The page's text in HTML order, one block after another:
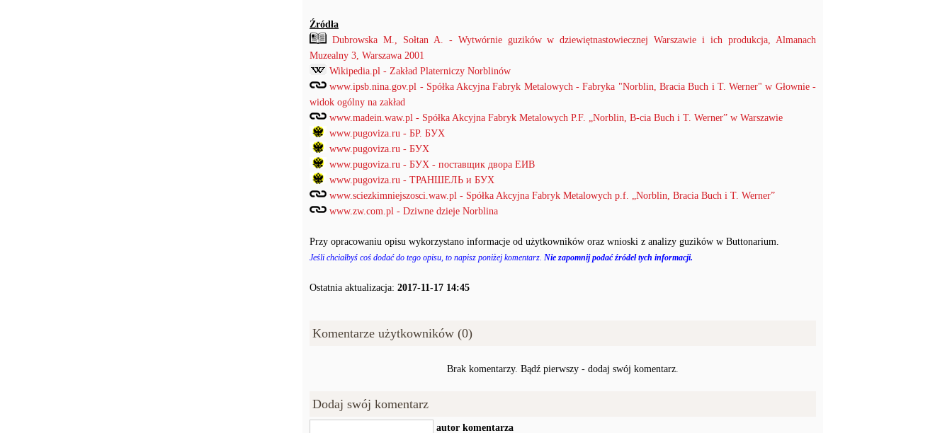
Źródła
Dubrowska M., Sołtan A. - Wytwórnie guzików w dziewiętnastowiecznej Warszawie i ich produkcja, Almanach
Muzealny 3, Warszawa 2001
Wikipedia.pl - Zakład Platerniczy Norblinów
www.ipsb.nina.gov.pl - Spółka Akcyjna Fabryk Metalowych - Fabryka "Norblin, Bracia Buch i T. Werner" w Głownie -
widok ogólny na zakład
www.madein.waw.pl - Spółka Akcyjna Fabryk Metalowych P.F. „Norblin, B-cia Buch i T. Werner” w Warszawie
www.pugoviza.ru - БР. БУХ
www.pugoviza.ru - БУХ
www.pugoviza.ru - БУХ - поставщик двора ЕИВ
www.pugoviza.ru - ТРАНШЕЛЬ и БУХ
www.sciezkimniejszosci.waw.pl - Spółka Akcyjna Fabryk Metalowych p.f. „Norblin, Bracia Buch i T. Werner”
www.zw.com.pl - Dziwne dzieje Norblina
Przy opracowaniu opisu wykorzystano informacje od użytkowników oraz wnioski z analizy guzików w Buttonarium.
Jeśli chciałbyś coś dodać do tego opisu, to napisz poniżej komentarz. Nie zapomnij podać źródeł tych informacji.
Ostatnia aktualizacja: 2017-11-17 14:45
Komentarze użytkowników (0)
Brak komentarzy. Bądź pierwszy - dodaj swój komentarz.
Dodaj swój komentarz
autor komentarza